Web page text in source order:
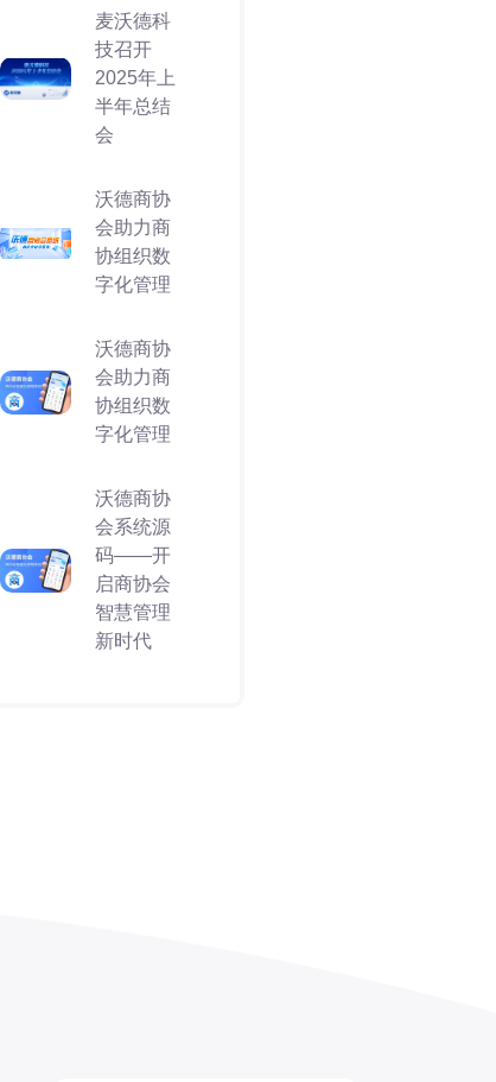
麦沃德科
技召开
2025年上
半年总结
会
沃德商协
会助力商
协组织数
字化管理
沃德商协
会助力商
协组织数
字化管理
沃德商协
会系统源
码——开
启商协会
智慧管理
新时代